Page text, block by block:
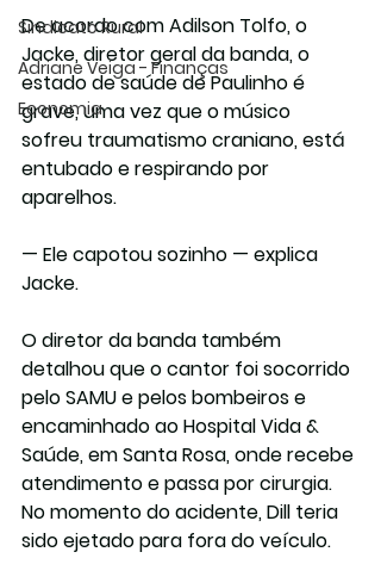
Sindicato Rural
Adriane Veiga - Finanças
Economia
De acordo com Adilson Tolfo, o
Jacke, diretor geral da banda, o
estado de saúde de Paulinho é
grave, uma vez que o músico
sofreu traumatismo craniano, está
entubado e respirando por
aparelhos.
— Ele capotou sozinho — explica
Jacke.
O diretor da banda também
detalhou que o cantor foi socorrido
pelo SAMU e pelos bombeiros e
encaminhado ao Hospital Vida &
Saúde, em Santa Rosa, onde recebe
atendimento e passa por cirurgia.
No momento do acidente, Dill teria
sido ejetado para fora do veículo.